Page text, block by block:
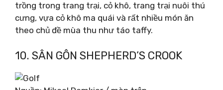
trồng trong trang trại, cỏ khô, trang trại nuôi thú
cưng, vựa cỏ khô ma quái và rất nhiều món ăn
theo chủ đề mùa thu như táo taffy.
10. SÂN GÔN SHEPHERD’S CROOK